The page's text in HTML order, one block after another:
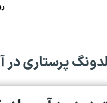
پرستاری در